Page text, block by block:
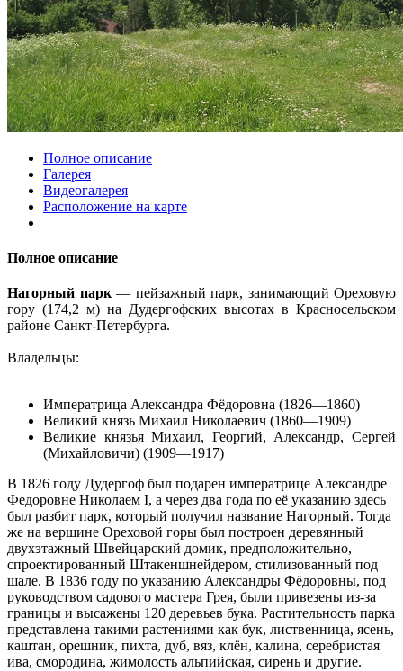
Полное описание
Галерея
Видеогалерея
Расположение на карте
Полное описание
Нагорный парк— пейзажный парк, занимающий Ореховую
гору (174,2 м) на Дудергофских высотах в Красносельском
районе Санкт-Петербурга.
Владельцы:
Императрица Александра Фёдоровна (1826—1860)
Великий князь Михаил Николаевич (1860—1909)
Великие князья Михаил, Георгий, Александр, Сергей
(Михайловичи) (1909—1917)
В 1826 году Дудергоф был подарен императрице Александре
Федоровне Николаем I, а через два года по её указанию здесь
был разбит парк, который получил название Нагорный. Тогда
же на вершине Ореховой горы был построен деревянный
двухэтажный Швейцарский домик, предположительно,
спроектированный Штакеншнейдером, стилизованный под
шале. В 1836 году по указанию Александры Фёдоровны, под
руководством садового мастера Грея, были привезены из-за
границы и высажены 120 деревьев бука. Растительность парка
представлена такими растениями как бук, лиственница, ясень,
каштан, орешник, пихта, дуб, вяз, клён, калина, серебристая
ива, смородина, жимолость альпийская, сирень и другие.